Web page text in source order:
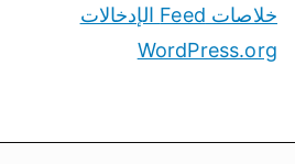
خلاصات Feed الإدخالات
WordPress.org